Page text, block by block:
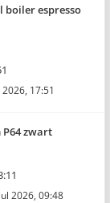
boiler espresso
17:51
P64 zwart
2026, 09:48